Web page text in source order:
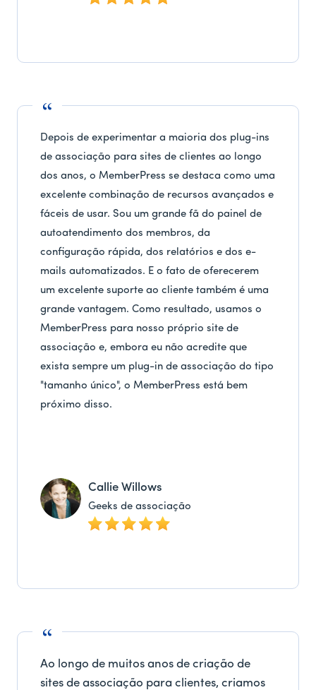
Depois de experimentar a maioria dos plug-ins
de associação para sites de clientes ao longo
dos anos, o MemberPress se destaca como uma
excelente combinação de recursos avançados e
fáceis de usar. Sou um grande fã do painel de
autoatendimento dos membros, da
configuração rápida, dos relatórios e dos e-
mails automatizados. E o fato de oferecerem
um excelente suporte ao cliente também é uma
grande vantagem. Como resultado, usamos o
MemberPress para nosso próprio site de
associação e, embora eu não acredite que
exista sempre um plug-in de associação do tipo
"tamanho único", o MemberPress está bem
próximo disso.
Callie Willows
Geeks de associação
Ao longo de muitos anos de criação de
sites de associação para clientes, criamos